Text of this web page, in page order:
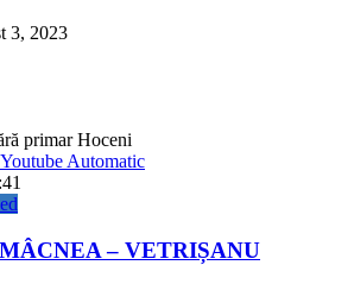
3, 2023
primar Hoceni
– VETRIȘANU